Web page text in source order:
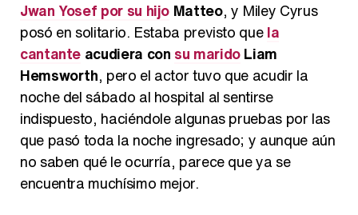
Jwan Yosef por su hijo Matteo, y Miley Cyrus
posó en solitario. Estaba previsto quela
cantante acudiera con su maridoLiam
Hemsworth, pero el actor tuvo que acudir la
noche del sábado al hospital al sentirse
indispuesto, haciéndole algunas pruebas por las
que pasó toda la noche ingresado; y aunque aún
no saben qué le ocurría, parece que ya se
encuentra muchísimo mejor.